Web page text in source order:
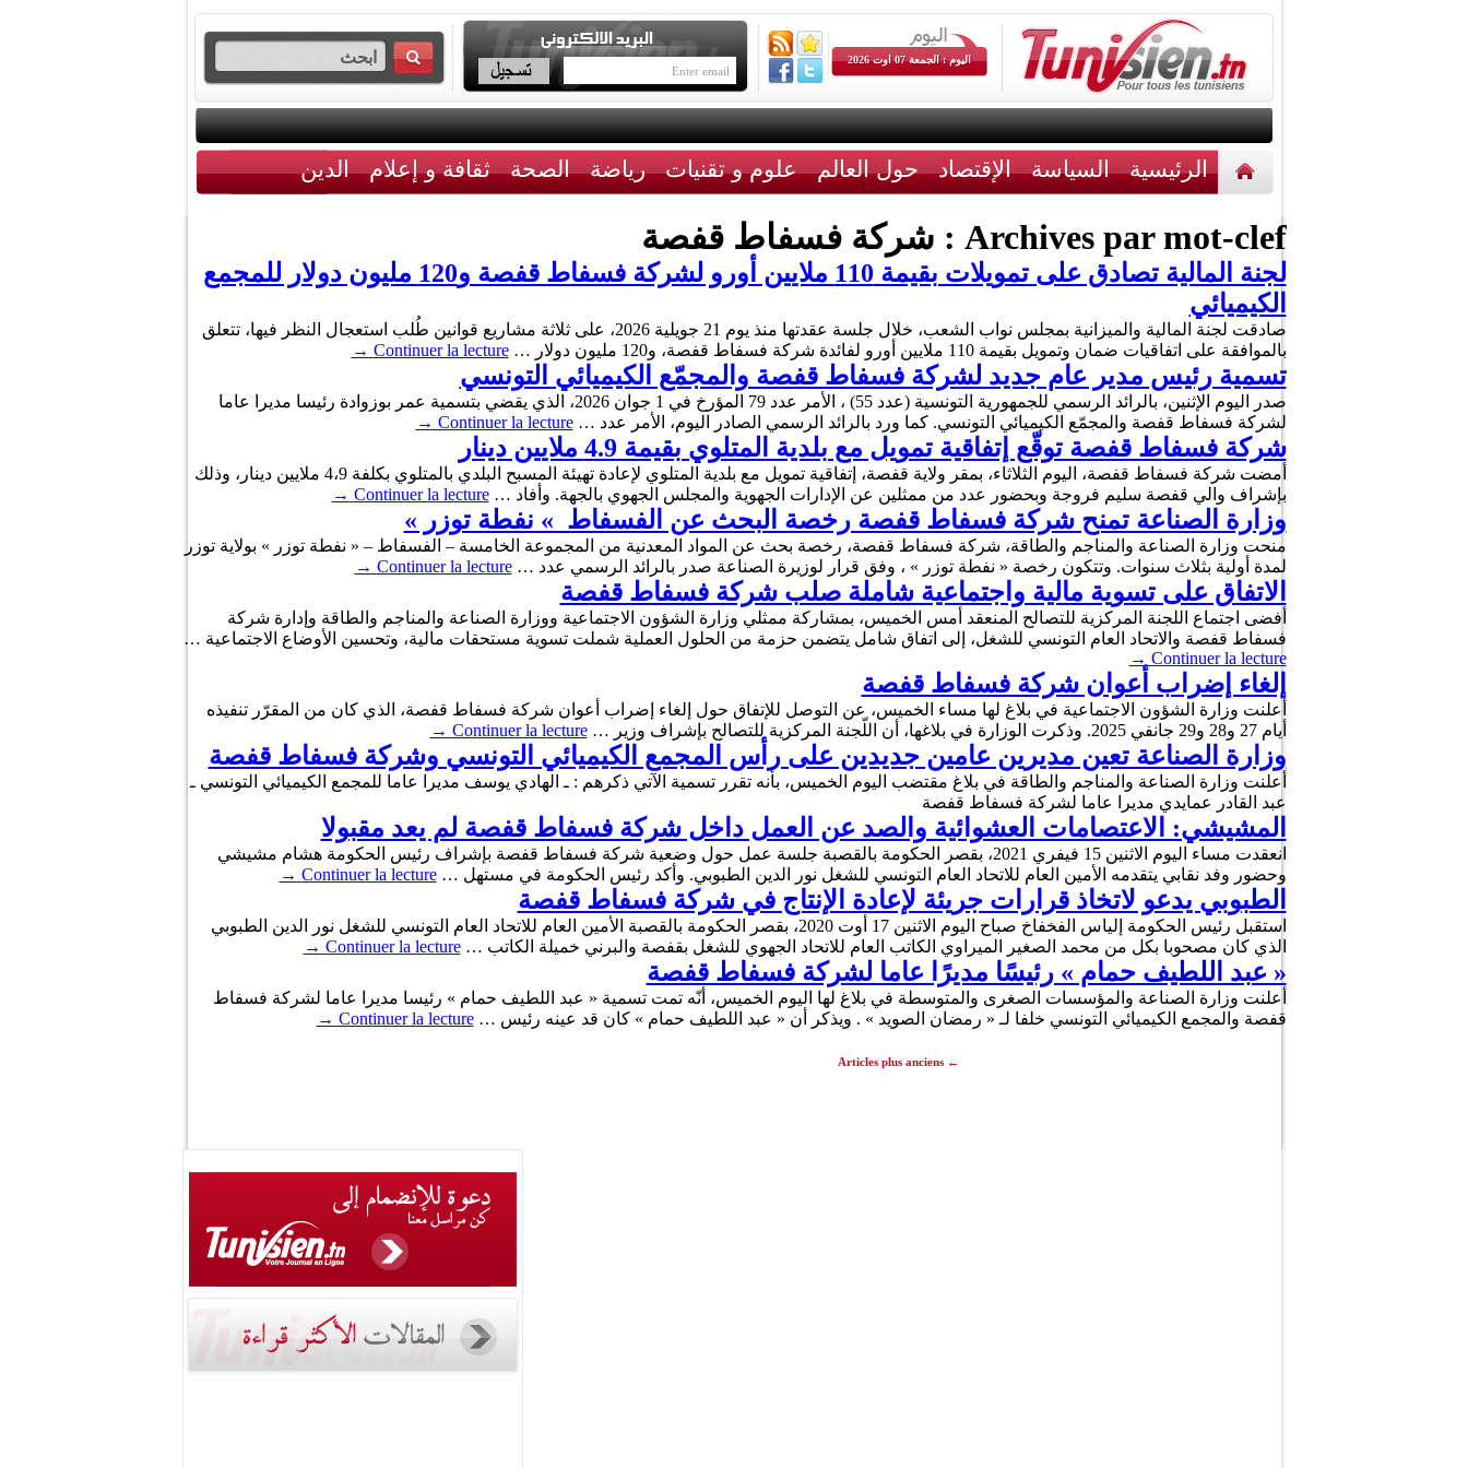
اليوم : الجمعة 07 اوت 2026
الرئيسية السياسة الإقتصاد حول العالم علوم و تقنيات رياضة الصحة ثقافة و إعلام الدين
أخبار مختلفة
Archives par mot-clef : شركة فسفاط قفصة
لجنة المالية تصادق على تمويلات بقيمة 110 ملايين أورو لشركة فسفاط قفصة و120 مليون دولار للمجمع
الكيميائي
صادقت لجنة المالية والميزانية بمجلس نواب الشعب، خلال جلسة عقدتها منذ يوم 21 جويلية 2026، على ثلاثة مشاريع قوانين طُلب استعجال النظر فيها، تتعلق
بالموافقة على اتفاقيات ضمان وتمويل بقيمة 110 ملايين أورو لفائدة شركة فسفاط قفصة، و120 مليون دولار …
Continuer la lecture
→
تسمية رئيس مدير عام جديد لشركة فسفاط قفصة والمجمّع الكيميائي التونسي
صدر اليوم الإثنين، بالرائد الرسمي للجمهورية التونسية (عدد 55) ، الأمر عدد 79 المؤرخ في 1 جوان 2026، الذي يقضي بتسمية عمر بوزوادة رئيسا مديرا عاما
لشركة فسفاط قفصة والمجمّع الكيميائي التونسي. كما ورد بالرائد الرسمي الصادر اليوم، الأمر عدد …Continuer la lecture
→
شركة فسفاط قفصة توقّع إتفاقية تمويل مع بلدية المتلوي بقيمة 4.9 ملايين دينار
أمضت شركة فسفاط قفصة، اليوم الثلاثاء، بمقر ولاية قفصة، إتفاقية تمويل مع بلدية المتلوي لإعادة تهيئة المسبح البلدي بالمتلوي بكلفة 4،9 ملايين دينار، وذلك
بإشراف والي قفصة سليم فروجة وبحضور عدد من ممثلين عن الإدارات الجهوية والمجلس الجهوي بالجهة. وأفاد …Continuer la lecture
→
وزارة الصناعة تمنح شركة فسفاط قفصة رخصة البحث عن الفسفاط » نفطة توزر »
منحت وزارة الصناعة والمناجم والطاقة، شركة فسفاط قفصة، رخصة بحث عن المواد المعدنية من المجموعة الخامسة – الفسفاط – « نفطة توزر » بولاية توزر
لمدة أولية بثلاث سنوات. وتتكون رخصة « نفطة توزر » ، وفق قرار لوزيرة الصناعة صدر بالرائد الرسمي عدد …Continuer la lecture
→
الاتفاق على تسوية مالية واجتماعية شاملة صلب شركة فسفاط قفصة
أفضى اجتماع اللجنة المركزية للتصالح المنعقد أمس الخميس، بمشاركة ممثلي وزارة الشؤون الاجتماعية ووزارة الصناعة والمناجم والطاقة وإدارة شركة
فسفاط قفصة والاتحاد العام التونسي للشغل، إلى اتفاق شامل يتضمن حزمة من الحلول العملية شملت تسوية مستحقات مالية، وتحسين الأوضاع الاجتماعية …
Continuer la lecture
→
إلغاء إضراب أعوان شركة فسفاط قفصة
أعلنت وزارة الشؤون الاجتماعية في بلاغ لها مساء الخميس، عن التوصل للإتفاق حول إلغاء إضراب أعوان شركة فسفاط قفصة، الذي كان من المقرّر تنفيذه
أيام 27 و28 و29 جانفي 2025. وذكرت الوزارة في بلاغها، أن اللّجنة المركزية للتصالح بإشراف وزير …
Continuer la lecture
→
وزارة الصناعة تعين مديرين عامين جديدين على رأس المجمع الكيميائي التونسي وشركة فسفاط قفصة
أعلنت وزارة الصناعة والمناجم والطاقة في بلاغ مقتضب اليوم الخميس، بأنه تقرر تسمية الآتي ذكرهم : ـ الهادي يوسف مديرا عاما للمجمع الكيميائي التونسي ـ
عبد القادر عمايدي مديرا عاما لشركة فسفاط قفصة
المشيشي: الاعتصامات العشوائية والصد عن العمل داخل شركة فسفاط قفصة لم يعد مقبولا
انعقدت مساء اليوم الاثنين 15 فيفري 2021، بقصر الحكومة بالقصبة جلسة عمل حول وضعية شركة فسفاط قفصة بإشراف رئيس الحكومة هشام مشيشي
وحضور وفد نقابي يتقدمه الأمين العام للاتحاد العام التونسي للشغل نور الدين الطبوبي. وأكد رئيس الحكومة في مستهل …Continuer la lecture
→
الطبوبي يدعو لاتخاذ قرارات جريئة لإعادة الإنتاج في شركة فسفاط قفصة
استقبل رئيس الحكومة إلياس الفخفاخ صباح اليوم الاثنين 17 أوت 2020، بقصر الحكومة بالقصبة الأمين العام للاتحاد العام التونسي للشغل نور الدين الطبوبي
الذي كان مصحوبا بكل من محمد الصغير الميراوي الكاتب العام للاتحاد الجهوي للشغل بقفصة والبرني خميلة الكاتب …Continuer la lecture
→
« عبد اللطيف حمام » رئيسًا مديرًا عاما لشركة فسفاط قفصة
أعلنت وزارة الصناعة والمؤسسات الصغرى والمتوسطة في بلاغ لها اليوم الخميس، أنّه تمت تسمية « عبد اللطيف حمام » رئيسا مديرا عاما لشركة فسفاط
قفصة والمجمع الكيميائي التونسي خلفا لـ « رمضان الصويد » . ويذكر أن « عبد اللطيف حمام » كان قد عينه رئيس …Continuer la lecture
→
←
Articles plus anciens